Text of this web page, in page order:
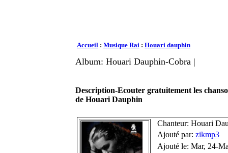
Accueil : Musique Rai : Houari dauphin
Album: Houari Dauphin-Cobra |
Description-Ecouter gratuitement les
de Houari Dauphin
Chanteur: Houari
Ajouté par: zikmp3
Ajouté le: Mar, 24-